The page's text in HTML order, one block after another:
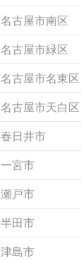
名古屋市南区
名古屋市緑区
名古屋市名東区
名古屋市天白区
春日井市
一宮市
瀬戸市
半田市
津島市